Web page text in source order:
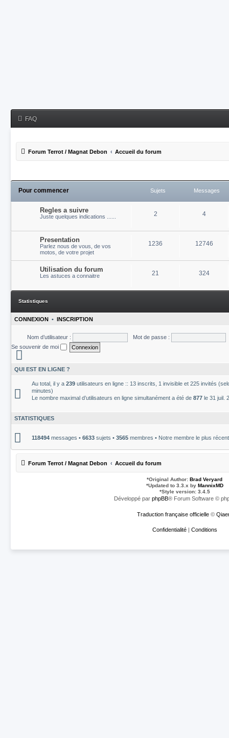
FAQ
Forum Terrot / Magnat Debon Accueil du forum
Pour commencer Sujets Messages
Regles a suivre
Juste quelques indications ...... 2 4
Presentation
Parlez nous de vous, de vos
motos, de votre projet
1236 12746
Utilisation du forum
Les astuces a connaitre 21 324
Statistiques
CONNEXION • INSCRIPTION
Nom d’utilisateur :
Mot de passe :
Se souvenir de moi
QUI EST EN LIGNE ?
Au total, il y a 239 utilisateurs en ligne :: 13 inscrits, 1 invisible et 225 invités
minutes)
Le nombre maximal d’utilisateurs en ligne simultanément a été de 877 le 31 juil.
STATISTIQUES
118494 messages • 6633 sujets • 3565 membres • Notre membre le plus
Forum Terrot / Magnat Debon Accueil du forum
*Original Author: Brad Veryard
*Updated to 3.3.x by MannixMD
*Style version: 3.4.5
Développé par phpBB® Forum Software ©
Traduction française officielle©
Confidentialité | Conditions